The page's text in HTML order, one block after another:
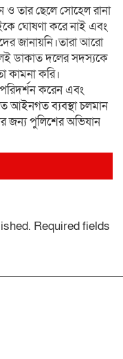
ও তার ছেলে সোহেল রানা
ঘোষণা করে নাই এবং
জানায়নি।তারা আরো
ডাকাত দলের সদস্যকে
কামনা করি।
করেন এবং
আইনগত ব্যবস্থা চলমান
জন্য পুলিশের অভিযান
Required fields